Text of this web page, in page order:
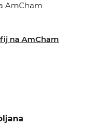
AmCham
na AmCham